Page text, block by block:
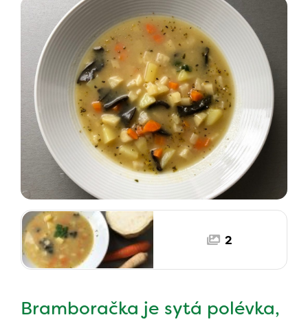
2
Bramboračka je sytá polévka,